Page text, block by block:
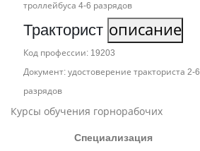
троллейбуса 4‑6 разрядов
Тракторист описание
Код профессии: 19203
Документ: удостоверение тракториста 2‑6
разрядов
Курсы обучения горнорабочих
Специализация